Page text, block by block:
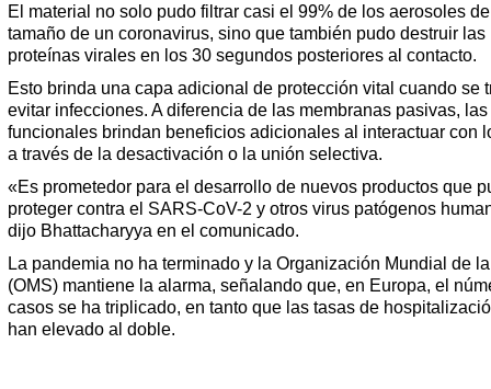
El material no solo pudo filtrar casi el 99% de los aerosoles
tamaño de un coronavirus, sino que también pudo destruir las
proteínas virales en los 30 segundos posteriores al contacto.
Esto brinda una capa adicional de protección vital cuando se
evitar infecciones. A diferencia de las membranas pasivas, las
funcionales brindan beneficios adicionales al interactuar con
a través de la desactivación o la unión selectiva.
«Es prometedor para el desarrollo de nuevos productos que
proteger contra el SARS-CoV-2 y otros virus patógenos
dijo Bhattacharyya en el comunicado.
La pandemia no ha terminado y la Organización Mundial de
(OMS) mantiene la alarma, señalando que, en Europa, el
casos se ha triplicado, en tanto que las tasas de
han elevado al doble.